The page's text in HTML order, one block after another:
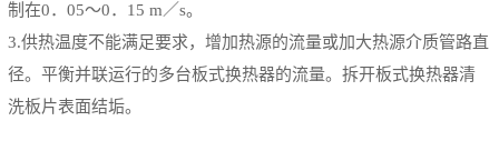
制在0． 05～0． 15 m／s。
3.供热温度不能满足要求，增加热源的流量或加大热源介质管路直
径。平衡并联运行的多台板式换热器的流量。拆开板式换热器清
洗板片表面结垢。